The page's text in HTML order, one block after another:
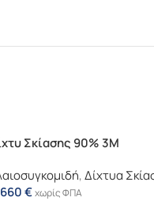
Σκίασης 90% 3Μ
,Δίχτυα
€χωρίς ΦΠΑ